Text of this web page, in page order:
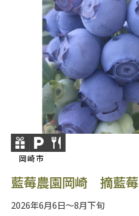
岡崎市
藍莓農園岡崎 摘藍莓
2026年6月6日～8月下旬